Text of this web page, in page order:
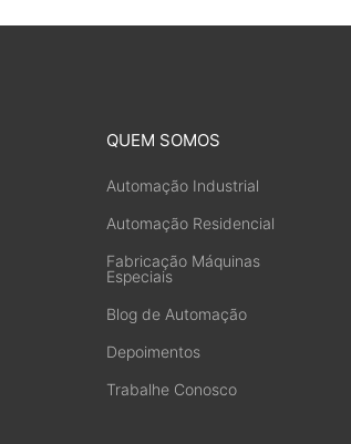
QUEM SOMOS
Automação Industrial
Automação Residencial
Fabricação Máquinas
Especiais
Blog de Automação
Depoimentos
Trabalhe Conosco